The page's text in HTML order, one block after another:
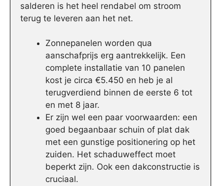
salderen is het heel rendabel om stroom
terug te leveren aan het net.
Zonnepanelen worden qua
aanschafprijs erg aantrekkelijk. Een
complete installatie van 10 panelen
kost je circa €5.450 en heb je al
terugverdiend binnen de eerste 6 tot
en met 8 jaar.
Er zijn wel een paar voorwaarden: een
goed begaanbaar schuin of plat dak
met een gunstige positionering op het
zuiden. Het schaduweffect moet
beperkt zijn. Ook een dakconstructie is
cruciaal.